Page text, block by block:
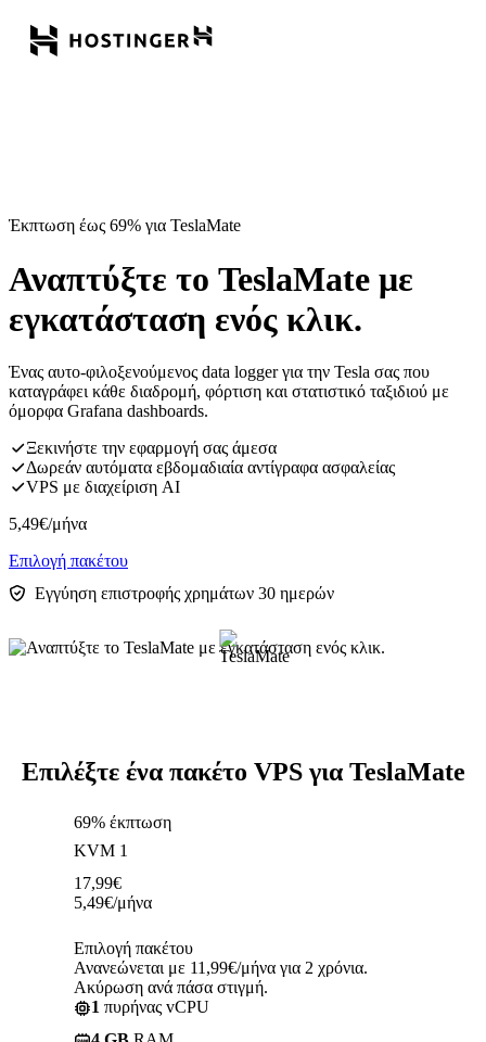
Έκπτωση έως 69% για TeslaMate
Αναπτύξτε το TeslaMate με
εγκατάσταση ενός κλικ.
Ένας αυτο-φιλοξενούμενος data logger για την Tesla σας που
καταγράφει κάθε διαδρομή, φόρτιση και στατιστικό ταξιδιού με
όμορφα Grafana dashboards.
Ξεκινήστε την εφαρμογή σας άμεσα
Δωρεάν αυτόματα εβδομαδιαία αντίγραφα ασφαλείας
VPS με διαχείριση AI
5,49€/μήνα
Επιλογή πακέτου
Εγγύηση επιστροφής χρημάτων 30 ημερών
Επιλέξτε ένα πακέτο VPS για TeslaMate
69% έκπτωση
KVM 1
17,99€
5,49€/μήνα
Επιλογή πακέτου
Ανανεώνεται με 11,99€/μήνα για 2 χρόνια.
Ακύρωση ανά πάσα στιγμή.
1 πυρήνας vCPU